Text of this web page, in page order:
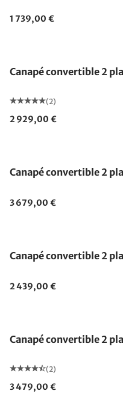
1 739,00 €
Canapé convertible 2
(2)
2 929,00 €
Canapé convertible 2
3 679,00 €
Canapé convertible 2
2 439,00 €
Canapé convertible 2
(2)
3 479,00 €